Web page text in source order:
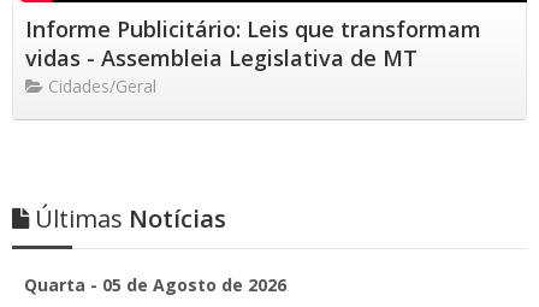
Informe Publicitário: Leis que transformam
vidas - Assembleia Legislativa de MT
Cidades/Geral
Últimas Notícias
Quarta - 05 de Agosto de 2026